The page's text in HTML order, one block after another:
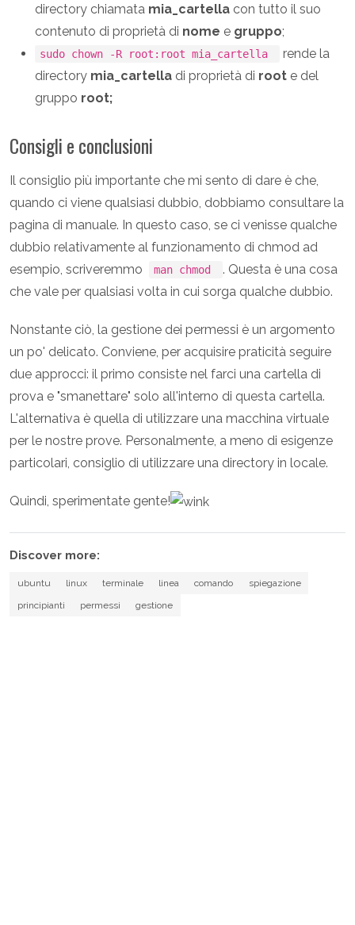
directory chiamata mia_cartella con tutto il suo
contenuto di proprietà di nome e gruppo;
sudo chown -R root:root mia_cartella
rende la
directory mia_cartella di proprietà di root e del
gruppo root;
Consigli e conclusioni
Il consiglio più importante che mi sento di dare è che,
quando ci viene qualsiasi dubbio, dobbiamo consultare la
pagina di manuale. In questo caso, se ci venisse qualche
dubbio relativamente al funzionamento di chmod ad
esempio, scriveremmo
man chmod
. Questa è una cosa
che vale per qualsiasi volta in cui sorga qualche dubbio.
Nonstante ciò, la gestione dei permessi è un argomento
un po' delicato. Conviene, per acquisire praticità seguire
due approcci: il primo consiste nel farci una cartella di
prova e "smanettare" solo all'interno di questa cartella.
L'alternativa è quella di utilizzare una macchina virtuale
per le nostre prove. Personalmente, a meno di esigenze
particolari, consiglio di utilizzare una directory in locale.
Quindi, sperimentate gente!
Discover more:
ubuntu linux terminale linea comando
spiegazione
principianti
permessi gestione